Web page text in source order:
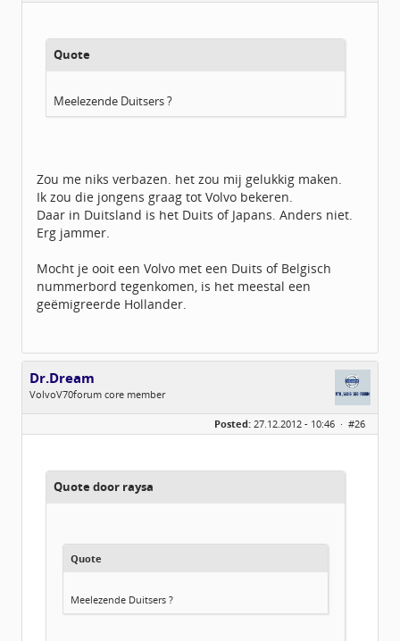
Quote
Meelezende Duitsers ?
Zou me niks verbazen. het zou mij gelukkig maken.
Ik zou die jongens graag tot Volvo bekeren.
Daar in Duitsland is het Duits of Japans. Anders niet.
Erg jammer.
Mocht je ooit een Volvo met een Duits of Belgisch
nummerbord tegenkomen, is het meestal een
geëmigreerde Hollander.
Dr.Dream
VolvoV70forum core member
Geslacht:
Übach-Palenberg (Scherpenseel)
Leeftijd:
44
Posted: 27.12.2012 - 10:46 · #26
Quote door raysa
Quote
Meelezende Duitsers ?